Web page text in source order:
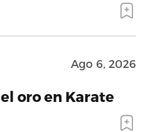
Ago 6, 2026
oro en Karate